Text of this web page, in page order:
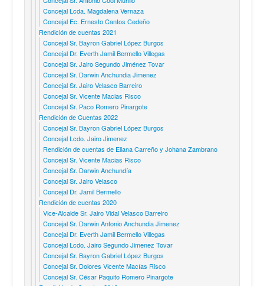
Concejal Lcda. Magdalena Vernaza
Concejal Ec. Ernesto Cantos Cedeño
Rendición de cuentas 2021
Concejal Sr. Bayron Gabriel López Burgos
Concejal Dr. Everth Jamil Bermello Villegas
Concejal Sr. Jairo Segundo Jiménez Tovar
Concejal Sr. Darwin Anchundia Jimenez
Concejal Sr. Jairo Velasco Barreiro
Concejal Sr. Vicente Macias Risco
Concejal Sr. Paco Romero Pinargote
Rendición de Cuentas 2022
Concejal Sr. Bayron Gabriel López Burgos
Concejal Lcdo. Jairo Jimenez
Rendición de cuentas de Eliana Carreño y Johana Zambrano
Concejal Sr. Vicente Macias Risco
Concejal Sr. Darwin Anchundía
Concejal Sr. Jairo Velasco
Concejal Dr. Jamil Bermello
Rendición de cuentas 2020
Vice-Alcalde Sr. Jairo Vidal Velasco Barreiro
Concejal Sr. Darwin Antonio Anchundia Jimenez
Concejal Dr. Everth Jamil Bermello Villegas
Concejal Lcdo. Jairo Segundo Jimenez Tovar
Concejal Sr. Bayron Gabriel López Burgos
Concejal Sr. Dolores Vicente Macías Risco
Concejal Sr. César Paquito Romero Pinargote